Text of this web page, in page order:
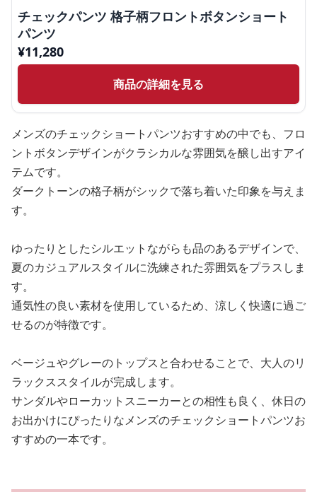
チェックパンツ 格子柄フロントボタンショート
パンツ
¥11,280
商品の詳細を見る
メンズのチェックショートパンツおすすめの中でも、フロ
ントボタンデザインがクラシカルな雰囲気を醸し出すアイ
テムです。
ダークトーンの格子柄がシックで落ち着いた印象を与えま
す。
ゆったりとしたシルエットながらも品のあるデザインで、
夏のカジュアルスタイルに洗練された雰囲気をプラスしま
す。
通気性の良い素材を使用しているため、涼しく快適に過ご
せるのが特徴です。
ベージュやグレーのトップスと合わせることで、大人のリ
ラックススタイルが完成します。
サンダルやローカットスニーカーとの相性も良く、休日の
お出かけにぴったりなメンズのチェックショートパンツお
すすめの一本です。